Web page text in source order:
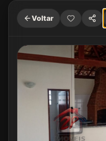
Voltar